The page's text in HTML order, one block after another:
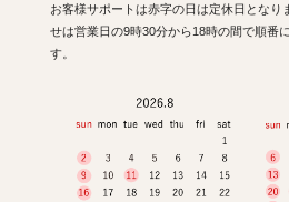
お客様サポートは赤字の日は定休日となり
せは営業日の9時30分から18時の間で順番
す。